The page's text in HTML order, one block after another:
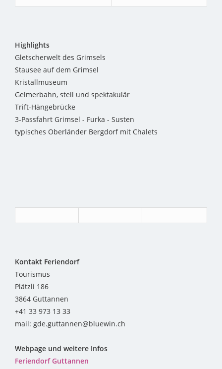
Highlights
Gletscherwelt des Grimsels
Stausee auf dem Grimsel
Kristallmuseum
Gelmerbahn, steil und spektakulär
Trift-Hängebrücke
3-Passfahrt Grimsel - Furka - Susten
typisches Oberländer Bergdorf mit Chalets
Kontakt Feriendorf
Tourismus
Plätzli 186
3864 Guttannen
+41 33 973 13 33
mail: gde.guttannen@bluewin.ch
Webpage und weitere Infos
Feriendorf Guttannen